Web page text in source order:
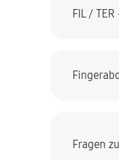
FIL /
Fragen